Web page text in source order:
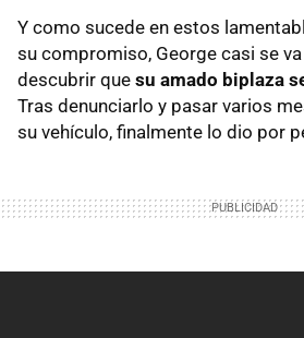
Y como sucede en estos
su compromiso, George casi se
descubrir que su amado biplaza
Tras denunciarlo y pasar varios
su vehículo, finalmente lo dio por